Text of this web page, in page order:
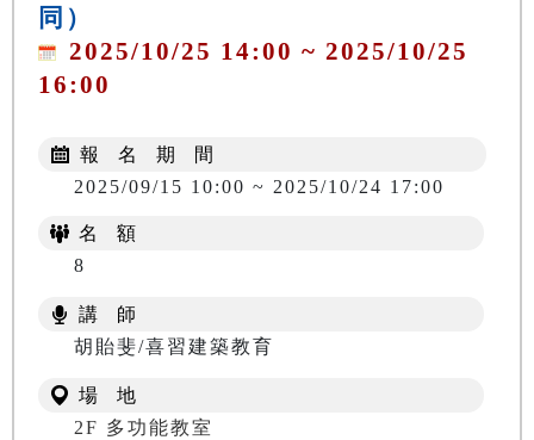
同）
2025/10/25 14:00 ~ 2025/10/25
16:00
報 名 期 間
2025/09/15 10:00 ~ 2025/10/24 17:00
名 額
8
講 師
胡貽斐/喜習建築教育
場 地
2F 多功能教室